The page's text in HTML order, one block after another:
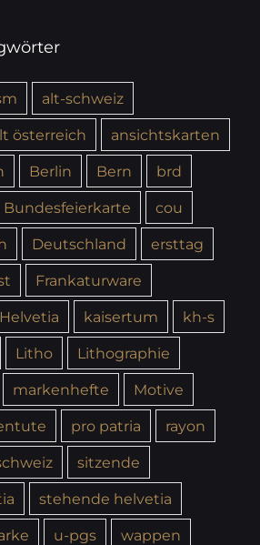
alt-schweiz
österreich
ansichtskarten
Berlin Bern
brd
Bundesfeierkarte
cou
Deutschland
ersttag
Frankaturware
Helvetia kaisertum
kh-s
Litho
Lithographie
markenhefte
Motive
pro patria
rayon
sitzende
stehende helvetia
u-pgs
wappen